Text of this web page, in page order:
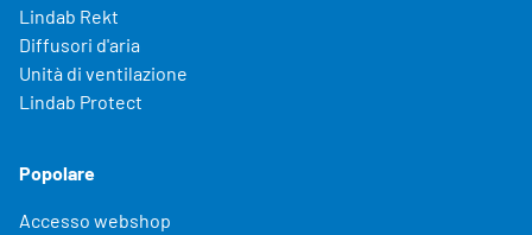
Lindab Rekt
Diffusori d'aria
Unità di ventilazione
Lindab Protect
Popolare
Accesso webshop